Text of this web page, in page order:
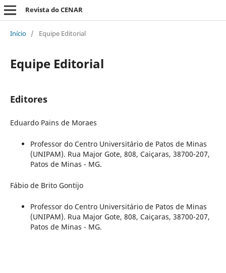
Revista do CENAR
Início / Equipe Editorial
Equipe Editorial
Editores
Eduardo Pains de Moraes
Professor do Centro Universitário de Patos de Minas
(UNIPAM). Rua Major Gote, 808, Caiçaras, 38700-207,
Patos de Minas - MG.
Fábio de Brito Gontijo
Professor do Centro Universitário de Patos de Minas
(UNIPAM). Rua Major Gote, 808, Caiçaras, 38700-207,
Patos de Minas - MG.